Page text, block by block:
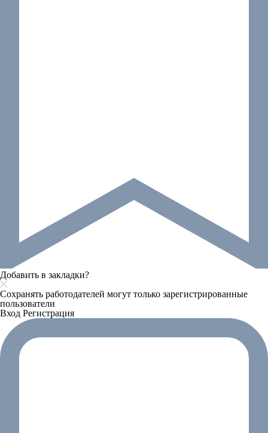
Добавить в закладки?
Сохранять работодателей могут только зарегистрированные
пользователи
Вход Регистрация